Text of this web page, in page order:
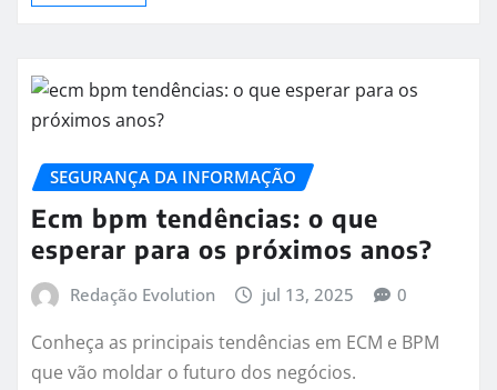
SEGURANÇA DA INFORMAÇÃO
Ecm bpm tendências: o que
esperar para os próximos anos?
Redação Evolution jul 13, 2025 0
Conheça as principais tendências em ECM e BPM
que vão moldar o futuro dos negócios.